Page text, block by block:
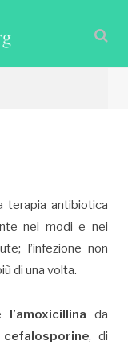
terapia antibiotica
nei modi e nei
l’infezione non
di una volta.
l’amoxicillina da
cefalosporine, di